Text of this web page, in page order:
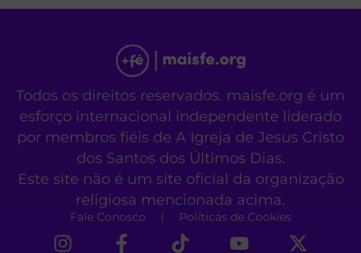
Todos os direitos reservados. maisfe.org é um
esforço internacional independente liderado
por membros fiéis de A Igreja de Jesus Cristo
dos Santos dos Últimos Dias.
Este site não é um site oficial da organização
religiosa mencionada acima.
Fale Conosco Políticas de Cookies